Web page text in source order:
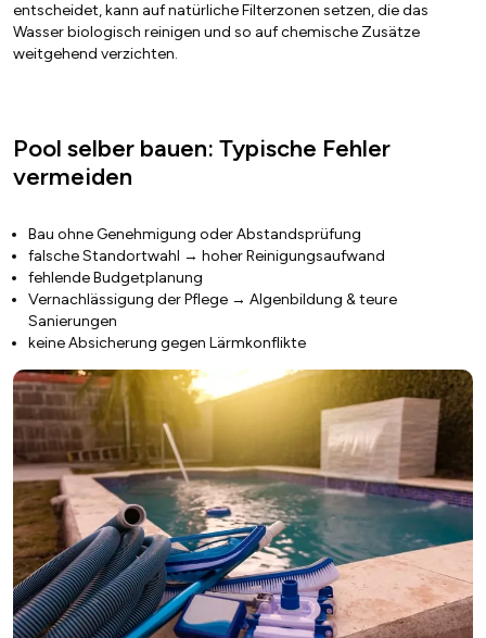
entscheidet, kann auf natürliche Filterzonen setzen, die das
Wasser biologisch reinigen und so auf chemische Zusätze
weitgehend verzichten.
Pool selber bauen: Typische Fehler
vermeiden
Bau ohne Genehmigung oder Abstandsprüfung
falsche Standortwahl → hoher Reinigungsaufwand
fehlende Budgetplanung
Vernachlässigung der Pflege → Algenbildung & teure
Sanierungen
keine Absicherung gegen Lärmkonflikte